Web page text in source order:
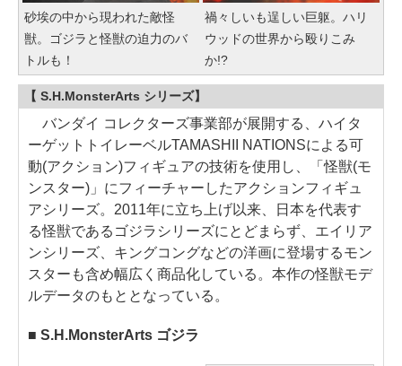
砂埃の中から現われた敵怪
獣。ゴジラと怪獣の迫力のバ
トルも！
禍々しいも逞しい巨躯。ハリ
ウッドの世界から殴りこみ
か!?
【 S.H.MonsterArts シリーズ】
バンダイ コレクターズ事業部が展開する、ハイタ
ーゲットトイレーベルTAMASHII NATIONSによる可
動(アクション)フィギュアの技術を使用し、「怪獣(モ
ンスター)」にフィーチャーしたアクションフィギュ
アシリーズ。2011年に立ち上げ以来、日本を代表す
る怪獣であるゴジラシリーズにとどまらず、エイリア
ンシリーズ、キングコングなどの洋画に登場するモン
スターも含め幅広く商品化している。本作の怪獣モデ
ルデータのもととなっている。
■ S.H.MonsterArts ゴジラ